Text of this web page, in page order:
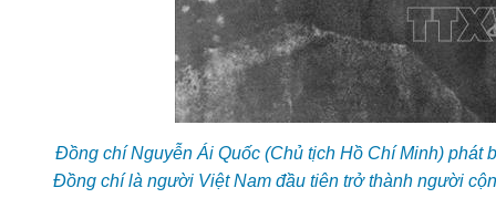
Đồng chí Nguyễn Ái Quốc (Chủ tịch Hồ Chí Minh)
Đồng chí là người Việt Nam đầu tiên trở thành người